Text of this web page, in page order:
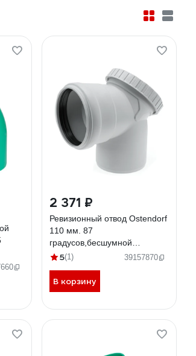
2 371 ₽
Ревизионный отвод Ostendorf
110 мм. 87
градусов,бесшумной
канализации Skolan Safe,
5(1) 39157870
В корзину